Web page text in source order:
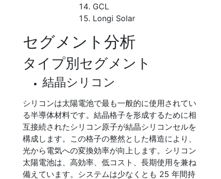
GCL
Longi Solar
セグメント分析
タイプ別セグメント
結晶シリコン
シリコンは太陽電池で最も一般的に使用されてい
る半導体材料です。結晶格子を形成するために相
互接続されたシリコン原子が結晶シリコンセルを
構成します。この格子の整然とした構造により、
光から電気への変換効率が向上します。シリコン
太陽電池は、高効率、低コスト、長期使用を兼ね
備えています。システムは少なくとも 25 年間持